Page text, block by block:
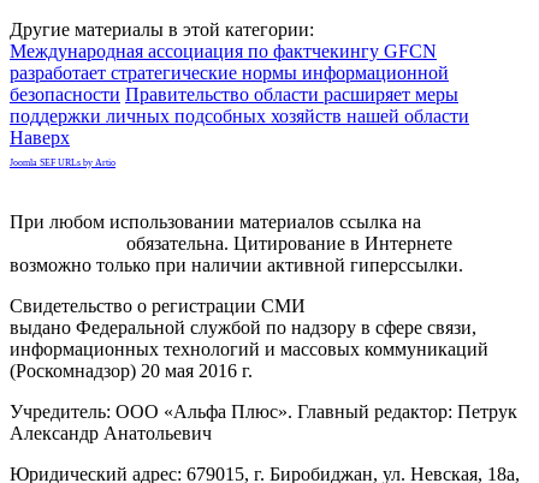
Другие материалы в этой категории:
Международная ассоциация по фактчекингу GFCN
разработает стратегические нормы информационной
безопасности Правительство области расширяет меры
поддержки личных подсобных хозяйств нашей области
Наверх
Joomla SEF URLs by Artio
При любом использовании материалов ссылка на
обязательна. Цитирование в Интернете
возможно только при наличии активной гиперссылки.
Свидетельство о регистрации СМИ
выдано Федеральной службой по надзору в сфере связи,
информационных технологий и массовых коммуникаций
(Роскомнадзор) 20 мая 2016 г.
Учредитель: ООО «Альфа Плюс». Главный редактор: Петрук
Александр Анатольевич
Юридический адрес: 679015, г. Биробиджан, ул. Невская, 18а,